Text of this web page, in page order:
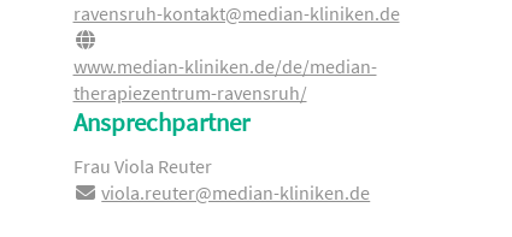
ravensruh-kontakt@median-kliniken.de
www.median-kliniken.de/de/median-
therapiezentrum-ravensruh/
Ansprechpartner
Frau Viola Reuter
viola.reuter@median-kliniken.de